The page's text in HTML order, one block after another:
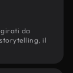
da
il